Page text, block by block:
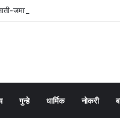
जमाती अत्याचार प्रतिबंधक कायद्याच्या
गुन्हे धार्मिक नोकरी